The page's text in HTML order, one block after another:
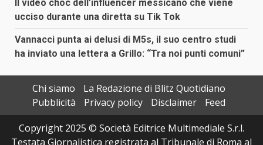
Il video choc dell’influencer messicano che viene
ucciso durante una diretta su Tik Tok
Vannacci punta ai delusi di M5s, il suo centro studi
ha inviato una lettera a Grillo: “Tra noi punti comuni”
Chi siamo
La Redazione di Blitz Quotidiano
Pubblicità
Privacy policy Disclaimer
Feed
Copyright 2025 © Società Editrice Multimediale S.r.l.
Testata Giornalistica registrata al Tribunale di Roma al